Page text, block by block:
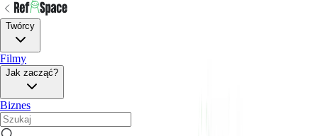
Twórcy
Filmy
Jak zacząć?
Biznes